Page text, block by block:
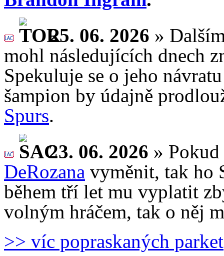
25. 06. 2026 »
mohl následujících dnech
Spekuluje se o jeho
šampion by údajně
Spurs.
23. 06. 2026 »
DeRozana vyměnit, tak ho
během tří let mu vyplatit
volným hráčem, tak o něj
>> víc popraskaných parket